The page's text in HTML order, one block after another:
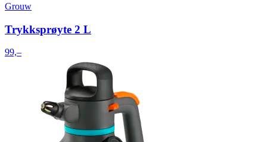
Grouw
Trykksprøyte 2 L
99,–